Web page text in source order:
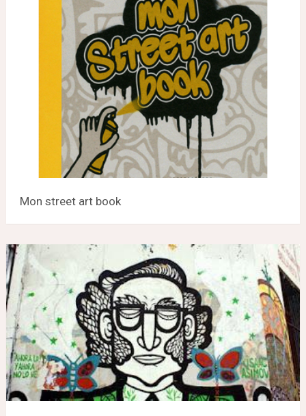
Mon street art book